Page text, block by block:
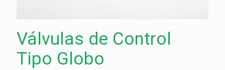
Válvulas de Control
Tipo Globo